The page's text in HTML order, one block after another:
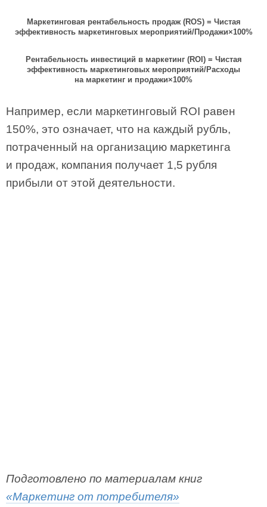
Маркетинговая рентабельность продаж (ROS) = Чистая
эффективность маркетинговых мероприятий/Продажи×100%
Рентабельность инвестиций в маркетинг (ROI) = Чистая
эффективность маркетинговых мероприятий/Расходы
на маркетинг и продажи×100%
Например, если маркетинговый ROI равен
150%, это означает, что на каждый рубль,
потраченный на организацию маркетинга
и продаж, компания получает 1,5 рубля
прибыли от этой деятельности.
Подготовлено по материалам книг
«Маркетинг от потребителя»